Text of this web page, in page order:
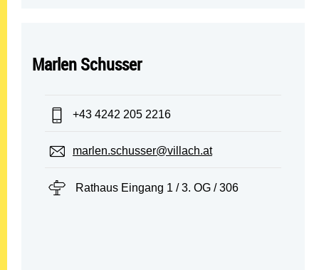
Marlen Schusser
Telefon:
+43 4242 205 2216
E-Mail:
marlen.schusser@villach.at
Standort:
Rathaus Eingang 1 / 3. OG / 306